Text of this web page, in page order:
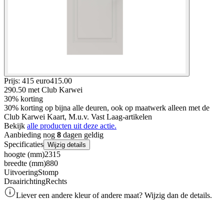
Prijs: 415 euro415.00
290.50 met Club Karwei
30% korting
30% korting op bijna alle deuren, ook op maatwerk alleen met de
Club Karwei Kaart, M.u.v. Vast Laag-artikelen
Bekijk alle producten uit deze actie.
Aanbieding nog 8 dagen geldig
Specificaties Wijzig details
hoogte (mm)2315
breedte (mm)880
UitvoeringStomp
DraairichtingRechts
Liever een andere kleur of andere maat? Wijzig dan de details.